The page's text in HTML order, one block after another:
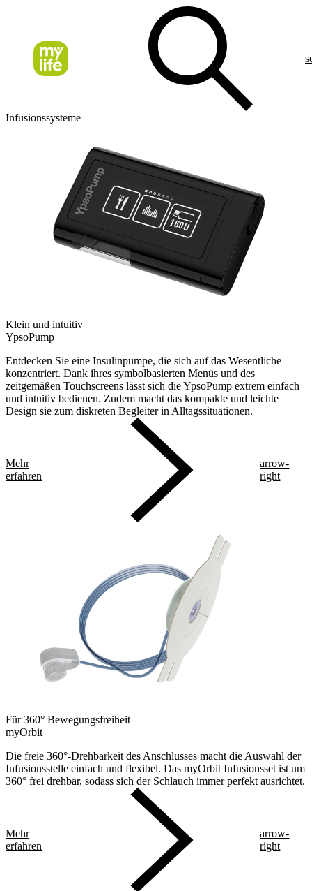
Infusionssysteme
Klein und intuitiv
YpsoPump
Entdecken Sie eine Insulinpumpe, die sich auf das Wesentliche
konzentriert. Dank ihres symbolbasierten Menüs und des
zeitgemäßen Touchscreens lässt sich die YpsoPump extrem einfach
und intuitiv bedienen. Zudem macht das kompakte und leichte
Design sie zum diskreten Begleiter in Alltagssituationen.
Mehr
erfahren
arrow-
right
Für 360° Bewegungsfreiheit
myOrbit
Die freie 360°-Drehbarkeit des Anschlusses macht die Auswahl der
Infusionsstelle einfach und flexibel. Das myOrbit Infusionsset ist um
360° frei drehbar, sodass sich der Schlauch immer perfekt ausrichtet.
Mehr
erfahren
arrow-
right